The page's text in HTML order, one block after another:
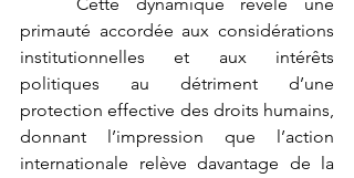
primauté accordée aux considérations
institutionnelles et aux intérêts
politiques au détriment d’une
protection effective des droits humains,
donnant l’impression que l’action
internationale relève davantage de la